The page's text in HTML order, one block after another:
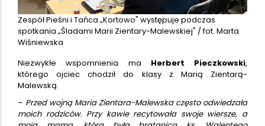
Zespół Pieśni i Tańca „Kortowo" występuje podczas
spotkania „Śladami Marii Zientary-Malewskiej" / fot. Marta
Wiśniewska
Niezwykłe wspomnienia ma Herbert Pieczkowski,
którego ojciec chodził do klasy z Marią Zientarą-
Malewską.
– Przed wojną Maria Zientara-Malewska często odwiedzała
moich rodziców. Przy kawie recytowała swoje wiersze, a